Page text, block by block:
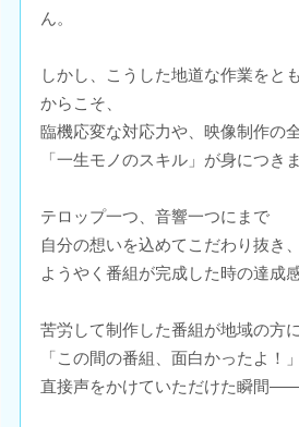
ん。
しかし、こうした地道な作業をと
からこそ、
臨機応変な対応力や、映像制作の
「一生モノのスキル」が身につきま
テロップ一つ、音響一つにまで
自分の想いを込めてこだわり抜き、
ようやく番組が完成した時の達成
苦労して制作した番組が地域の方に
「この間の番組、面白かったよ！
直接声をかけていただけた瞬間